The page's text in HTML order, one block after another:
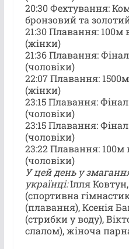
20:30 Фехтування:
бронзовий та
21:30 Плавання: 100м
(жінки)
21:36 Плавання:
(чоловіки)
22:07 Плавання:
(жінки)
23:15 Плавання:
(чоловіки)
23:15 Плавання:
(чоловіки)
23:22 Плавання:
(чоловіки)
У цей день у
українці:Ілля
(спортивна
(плавання), Ксенія
(стрибки у воду),
слалом), жіноча